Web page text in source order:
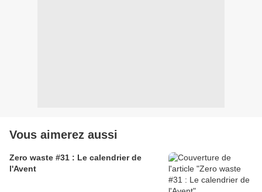
Vous aimerez aussi
Zero waste #31 : Le calendrier de
l'Avent